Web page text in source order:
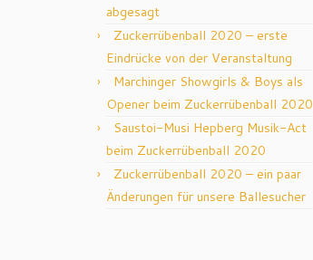
abgesagt
Zuckerrübenball 2020 – erste
Eindrücke von der Veranstaltung
Marchinger Showgirls & Boys als
Opener beim Zuckerrübenball 2020
Saustoi-Musi Hepberg Musik-Act
beim Zuckerrübenball 2020
Zuckerrübenball 2020 – ein paar
Änderungen für unsere Ballesucher